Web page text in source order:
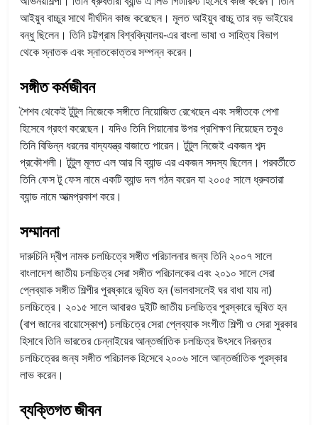
আইয়ুব বাচ্চুর সাথে দীর্ঘদিন কাজ করেছেন। মূলত আইয়ুব বাচ্চু তার বড় ভাইয়ের
বন্ধু ছিলেন। তিনি চট্টগ্রাম বিশ্ববিদ্যালয়-এর বাংলা ভাষা ও সাহিত্য বিভাগ
থেকে স্নাতক এবং স্নাতকোত্তর সম্পন্ন করেন।
সঙ্গীত কর্মজীবন
শৈশব থেকেই টুটুল নিজেকে সঙ্গীতে নিয়োজিত রেখেছেন এবং সঙ্গীতকে পেশা
হিসেবে গ্রহণ করেছেন। যদিও তিনি পিয়ানোর উপর প্রশিক্ষণ নিয়েছেন তবুও
তিনি বিভিন্ন ধরনের বাদ্যযন্ত্র বাজাতে পারেন। টুটুল নিজেই একজন শব্দ
প্রকৌশলী। টুটুল মূলত এল আর বি ব্যান্ড এর একজন সদস্য ছিলেন। পরবর্তীতে
তিনি ফেস টু ফেস নামে একটি ব্যান্ড দল গঠন করেন যা ২০০৫ সালে ধ্রুবতারা
ব্যান্ড নামে আত্মপ্রকাশ করে।
সম্মাননা
দারুচিনি দ্বীপ নামক চলচ্চিত্রে সঙ্গীত পরিচালনার জন্য তিনি ২০০৭ সালে
বাংলাদেশ জাতীয় চলচ্চিত্র সেরা সঙ্গীত পরিচালকের এবং ২০১০ সালে সেরা
প্লেব্যাক সঙ্গীত শিল্পীর পুরষ্কারে ভূষিত হন (ভালবাসলেই ঘর বাধা যায় না)
চলচ্চিত্রে। ২০১৫ সালে আবারও দুইটি জাতীয় চলচ্চিত্র পুরস্কারে ভূষিত হন
(বাপ জানের বায়োস্কোপ) চলচ্চিত্রে সেরা প্লেব্যাক সংগীত শিল্পী ও সেরা সুরকার
হিসাবে তিনি ভারতের চেন্নাইয়ের আন্তর্জাতিক চলচ্চিত্র উৎসবে নিরন্তর
চলচ্চিত্রের জন্য সঙ্গীত পরিচালক হিসেবে ২০০৬ সালে আন্তর্জাতিক পুরস্কার
লাভ করেন।
ব্যক্তিগত জীবন